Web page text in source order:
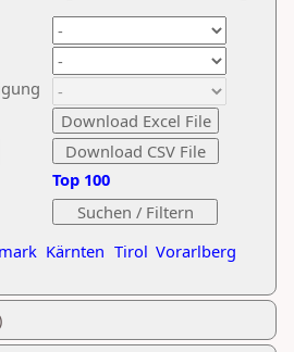
Kärnten Tirol Vorarlberg
Top 100